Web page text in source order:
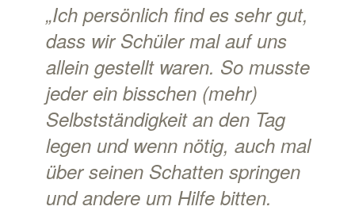
„Ich persönlich find es sehr gut,
dass wir Schüler mal auf uns
allein gestellt waren. So musste
jeder ein bisschen (mehr)
Selbstständigkeit an den Tag
legen und wenn nötig, auch mal
über seinen Schatten springen
und andere um Hilfe bitten.